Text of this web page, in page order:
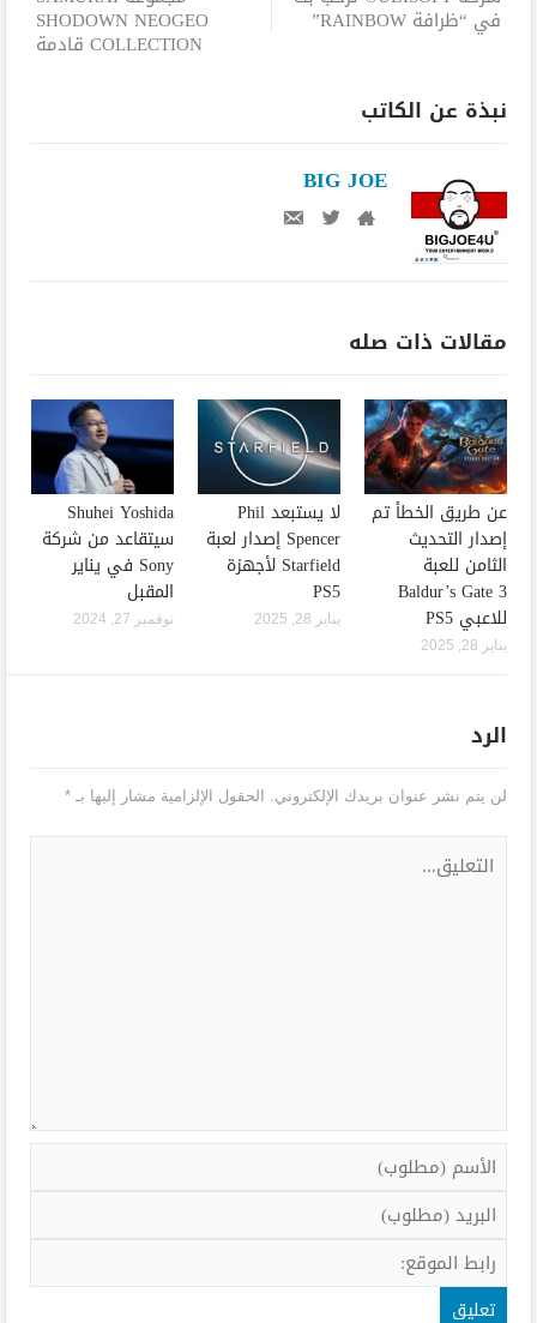
في “ظرافة RAINBOW” SHODOWN NEOGEO
COLLECTION قادمة
نبذة عن الكاتب
BIG JOE
مقالات ذات صله
عن طريق الخطأ تم
إصدار التحديث
الثامن للعبة
Baldur’s Gate 3
للاعبي PS5
يناير 28, 2025
لا يستبعد Phil
Spencer إصدار لعبة
Starfield لأجهزة
PS5
يناير 28, 2025
Shuhei Yoshida
سيتقاعد من شركة
Sony في يناير
المقبل
نوفمبر 27, 2024
الرد
لن يتم نشر عنوان بريدك الإلكتروني. الحقول الإلزامية مشار إليها بـ*